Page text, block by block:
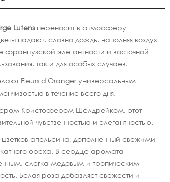
Lutensпереносит в атмосферу
падают, словно дождь, наполняя воздух
элегантности и восточной
так и для особых случаев.
Fleurs d'Oranger универсальным
в течение всего дня.
Кристофером Шелдрейком, этот
чувственностью и элегантностью.
апельсина, дополненный свежими
ореха. В сердце аромата
слегка медовым и тропическим
Белая роза добавляет свежести и